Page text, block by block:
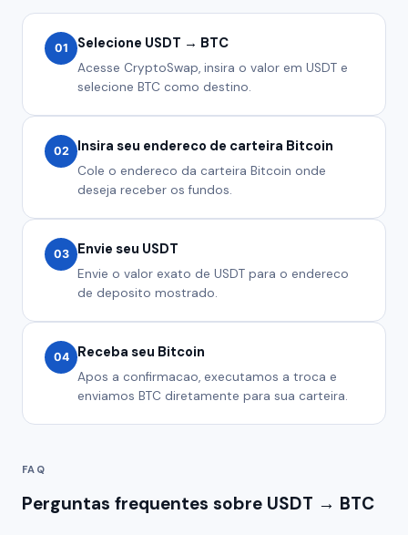
01 Selecione USDT → BTC
Acesse CryptoSwap, insira o valor em USDT e
selecione BTC como destino.
02 Insira seu endereco de carteira Bitcoin
Cole o endereco da carteira Bitcoin onde
deseja receber os fundos.
03 Envie seu USDT
Envie o valor exato de USDT para o endereco
de deposito mostrado.
04 Receba seu Bitcoin
Apos a confirmacao, executamos a troca e
enviamos BTC diretamente para sua carteira.
FAQ
Perguntas frequentes sobre USDT → BTC